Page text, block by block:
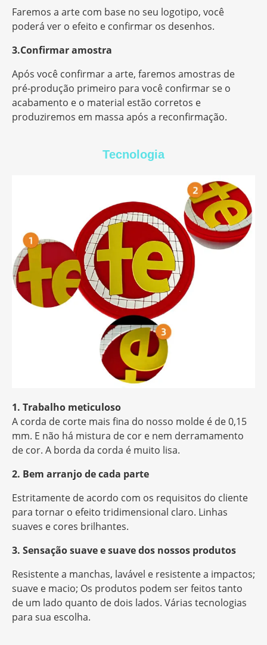
Faremos a arte com base no seu logotipo, você
poderá ver o efeito e confirmar os desenhos.
3.Confirmar amostra
Após você confirmar a arte, faremos amostras de
pré-produção primeiro para você confirmar se o
acabamento e o material estão corretos e
produziremos em massa após a reconfirmação.
Tecnologia
1. Trabalho meticuloso
A corda de corte mais fina do nosso molde é de 0,15
mm. E não há mistura de cor e nem derramamento
de cor. A borda da corda é muito lisa.
2. Bem arranjo de cada parte
Estritamente de acordo com os requisitos do cliente
para tornar o efeito tridimensional claro. Linhas
suaves e cores brilhantes.
3. Sensação suave e suave dos nossos produtos
Resistente a manchas, lavável e resistente a impactos;
suave e macio; Os produtos podem ser feitos tanto
de um lado quanto de dois lados. Várias tecnologias
para sua escolha.